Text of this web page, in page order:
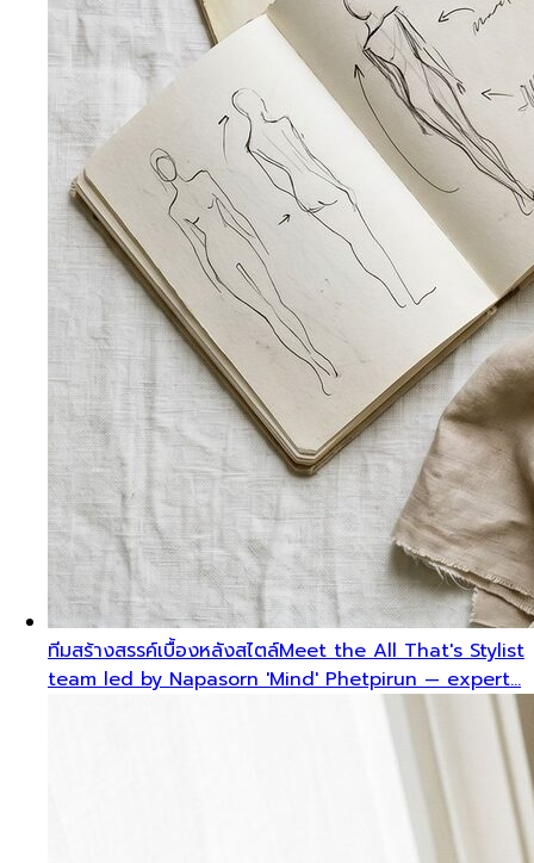
ทีมสร้างสรรค์เบื้องหลังสไตล์Meet the All That's Stylist
team led by Napasorn 'Mind' Phetpirun — expert…